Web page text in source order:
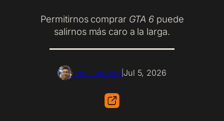
Permitirnos comprar GTA 6 puede
salirnos más caro a la larga.
Luis Landero Jul 5, 2026